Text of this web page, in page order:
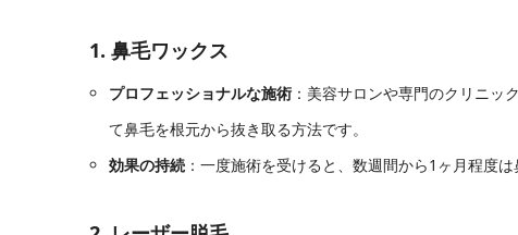
1. 鼻毛ワックス
プロフェッショナルな施術 ：美容サロンや専門のクリニッ
て鼻毛を根元から抜き取る方法です。
効果の持続 ：一度施術を受けると、数週間から1ヶ月程度